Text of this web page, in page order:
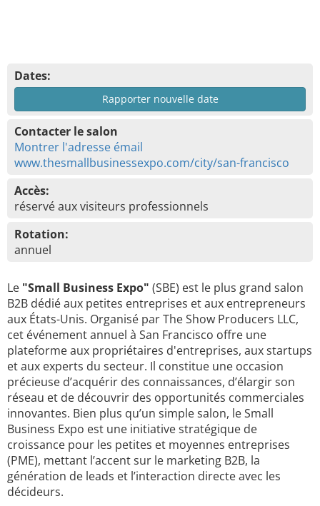
Dates:
Rapporter nouvelle date
Contacter le salon
Montrer l'adresse émail
www.thesmallbusinessexpo.com/city/san-francisco
Accès:
réservé aux visiteurs professionnels
Rotation:
annuel
Le "Small Business Expo" (SBE) est le plus grand salon
B2B dédié aux petites entreprises et aux entrepreneurs
aux États-Unis. Organisé par The Show Producers LLC,
cet événement annuel à San Francisco offre une
plateforme aux propriétaires d'entreprises, aux startups
et aux experts du secteur. Il constitue une occasion
précieuse d’acquérir des connaissances, d’élargir son
réseau et de découvrir des opportunités commerciales
innovantes. Bien plus qu’un simple salon, le Small
Business Expo est une initiative stratégique de
croissance pour les petites et moyennes entreprises
(PME), mettant l’accent sur le marketing B2B, la
génération de leads et l’interaction directe avec les
décideurs.